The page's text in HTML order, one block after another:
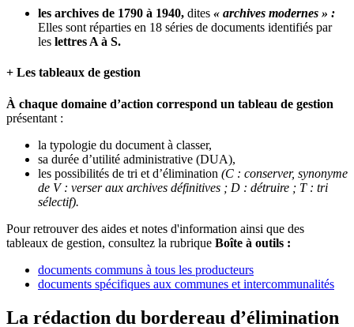
les archives de 1790 à 1940, dites « archives modernes » :
Elles sont réparties en 18 séries de documents identifiés par
les lettres A à S.
+ Les tableaux de gestion
À chaque domaine d’action correspond un tableau de gestion
présentant :
la typologie du document à classer,
sa durée d’utilité administrative (DUA),
les possibilités de tri et d’élimination (C : conserver, synonyme
de V : verser aux archives définitives ; D : détruire ; T : tri
sélectif).
Pour retrouver des aides et notes d'information ainsi que des
tableaux de gestion, consultez la rubrique Boîte à outils :
documents communs à tous les producteurs
documents spécifiques aux communes et intercommunalités
La rédaction du bordereau d’élimination